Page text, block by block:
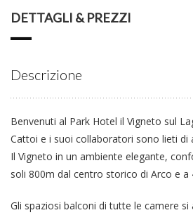
DETTAGLI & PREZZI
Descrizione
Benvenuti al Park Hotel il Vigneto sul
Cattoi e i suoi collaboratori sono lieti di
Il Vigneto in un ambiente elegante,
soli 800m dal centro storico di Arco e a
Gli spaziosi balconi di tutte le camere si